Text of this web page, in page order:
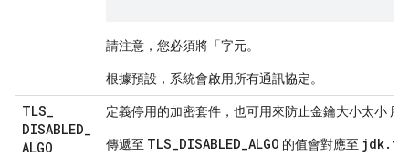
請注意，您必須將「字元。
根據預設，系統會啟用所有通訊協定。
TLS_
DISABLED_
ALGO
定義停用的加密套件，也可用來防止金鑰大小太小 用
傳遞至 TLS_DISABLED_ALGO 的值會對應至